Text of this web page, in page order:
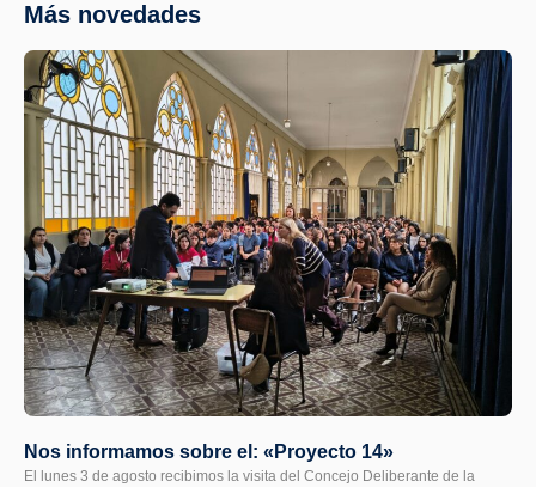
Más novedades
Nos informamos sobre el: «Proyecto 14»
El lunes 3 de agosto recibimos la visita del Concejo Deliberante de la